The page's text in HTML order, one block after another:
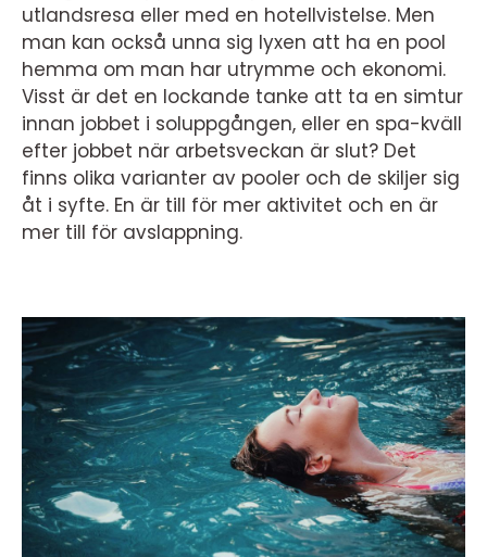
utlandsresa eller med en hotellvistelse. Men
man kan också unna sig lyxen att ha en pool
hemma om man har utrymme och ekonomi.
Visst är det en lockande tanke att ta en simtur
innan jobbet i soluppgången, eller en spa-kväll
efter jobbet när arbetsveckan är slut? Det
finns olika varianter av pooler och de skiljer sig
åt i syfte. En är till för mer aktivitet och en är
mer till för avslappning.